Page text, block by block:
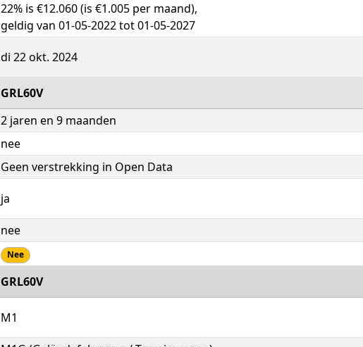
22% is €12.060 (is €1.005 per maand),
geldig van 01-05-2022 tot 01-05-2027
di 22 okt. 2024
GRL60V
2 jaren en 9 maanden
nee
Geen verstrekking in Open Data
ja
nee
Nee
GRL60V
M1